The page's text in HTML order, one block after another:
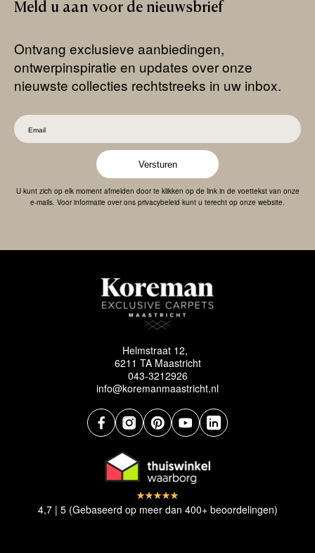
Meld u aan voor de nieuwsbrief
Ontvang exclusieve aanbiedingen,
ontwerpinspiratie en updates over onze
nieuwste collecties rechtstreeks in uw inbox.
Versturen
U kunt zich op elk moment afmelden door te klikken op de link in de voettekst van onze
e-mails. Voor informatie over ons privacybeleid kunt u terecht op onze website.
Helmstraat 12,
6211 TA Maastricht
043-3212926
info@koremanmaastricht.nl
4,7 | 5 (Gebaseerd op meer dan 400+ beoordelingen)